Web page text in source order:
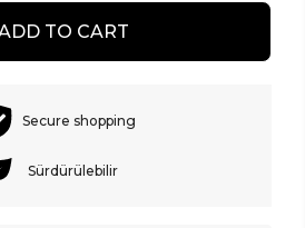
TO CART
Secure shopping
Sürdürülebilir